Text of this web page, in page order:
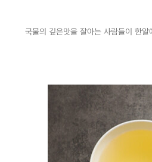
국물의 깊은맛을 잘아는 사람들이 한